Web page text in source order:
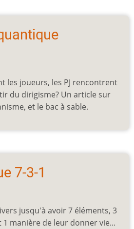
les joueurs, les PJ rencontrent
du dirigisme? Un article sur
et le bac à sable.
7-3-1
jusqu'à avoir 7 éléments, 3
manière de leur donner vie...